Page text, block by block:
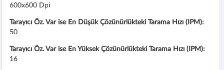
600x600 Dpi
Tarayıcı Öz. Var ise En Düşük Çözünürlükteki Tarama Hızı (IPM):
50
Tarayıcı Öz. Var ise En Yüksek Çözünürlükteki Tarama Hızı (IPM):
16